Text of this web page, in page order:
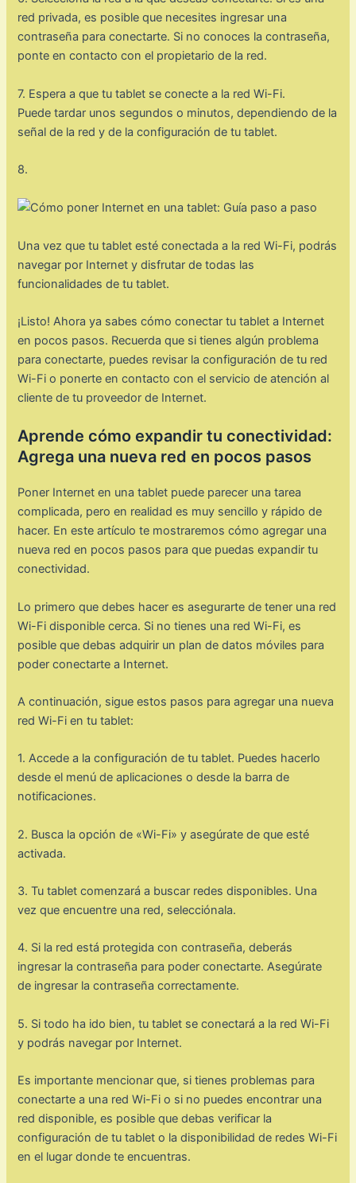
red privada, es posible que necesites ingresar una
contraseña para conectarte. Si no conoces la contraseña,
ponte en contacto con el propietario de la red.
7. Espera a que tu tablet se conecte a la red Wi-Fi.
Puede tardar unos segundos o minutos, dependiendo de la
señal de la red y de la configuración de tu tablet.
8.
Una vez que tu tablet esté conectada a la red Wi-Fi, podrás
navegar por Internet y disfrutar de todas las
funcionalidades de tu tablet.
¡Listo! Ahora ya sabes cómo conectar tu tablet a Internet
en pocos pasos. Recuerda que si tienes algún problema
para conectarte, puedes revisar la configuración de tu red
Wi-Fi o ponerte en contacto con el servicio de atención al
cliente de tu proveedor de Internet.
Aprende cómo expandir tu conectividad:
Agrega una nueva red en pocos pasos
Poner Internet en una tablet puede parecer una tarea
complicada, pero en realidad es muy sencillo y rápido de
hacer. En este artículo te mostraremos cómo agregar una
nueva red en pocos pasos para que puedas expandir tu
conectividad.
Lo primero que debes hacer es asegurarte de tener una red
Wi-Fi disponible cerca. Si no tienes una red Wi-Fi, es
posible que debas adquirir un plan de datos móviles para
poder conectarte a Internet.
A continuación, sigue estos pasos para agregar una nueva
red Wi-Fi en tu tablet:
1. Accede a la configuración de tu tablet. Puedes hacerlo
desde el menú de aplicaciones o desde la barra de
notificaciones.
2. Busca la opción de «Wi-Fi» y asegúrate de que esté
activada.
3. Tu tablet comenzará a buscar redes disponibles. Una
vez que encuentre una red, selecciónala.
4. Si la red está protegida con contraseña, deberás
ingresar la contraseña para poder conectarte. Asegúrate
de ingresar la contraseña correctamente.
5. Si todo ha ido bien, tu tablet se conectará a la red Wi-Fi
y podrás navegar por Internet.
Es importante mencionar que, si tienes problemas para
conectarte a una red Wi-Fi o si no puedes encontrar una
red disponible, es posible que debas verificar la
configuración de tu tablet o la disponibilidad de redes Wi-Fi
en el lugar donde te encuentras.